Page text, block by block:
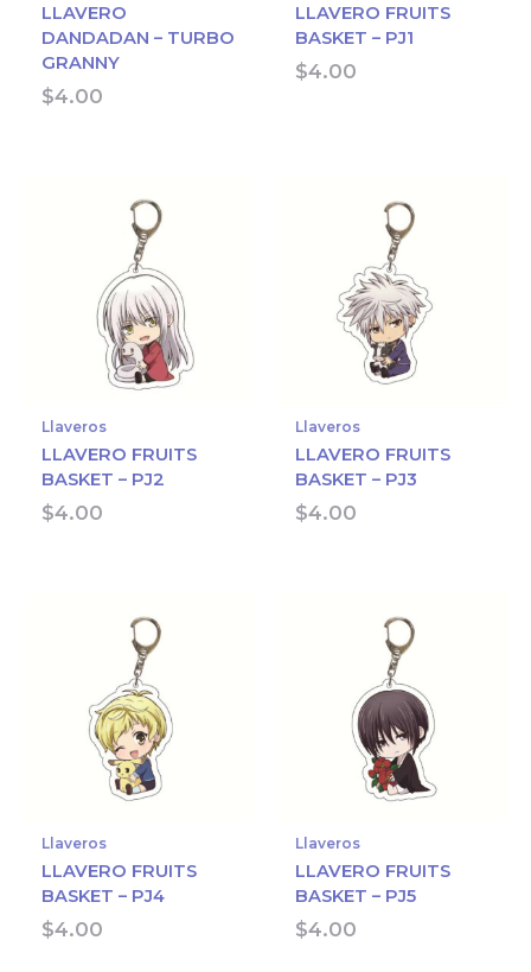
LLAVERO
DANDADAN – TURBO
GRANNY
$4.00
LLAVERO FRUITS
BASKET – PJ1
$4.00
Llaveros
LLAVERO FRUITS
BASKET – PJ2
$4.00
Llaveros
LLAVERO FRUITS
BASKET – PJ3
$4.00
Llaveros
LLAVERO FRUITS
BASKET – PJ4
$4.00
Llaveros
LLAVERO FRUITS
BASKET – PJ5
$4.00